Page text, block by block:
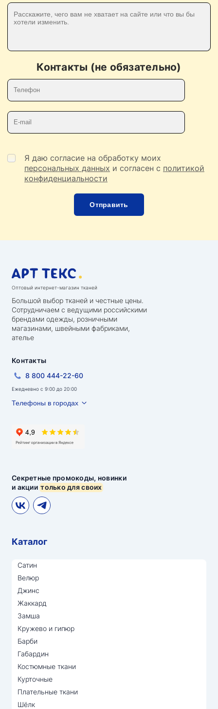
Контакты (не обязательно)
Я даю согласие на обработку моих
персональных данных и согласен с политикой
конфиденциальности
Оптовый интернет-магазин тканей
Большой выбор тканей и честные цены.
Сотрудничаем с ведущими российскими
брендами одежды, розничными
магазинами, швейными фабриками,
ателье
Секретные промокоды, новинки
и акциитолько для своих
Контакты
8 800 444-22-60
Ежедневно с 9:00 до 20:00
Телефоны в городах
Каталог
Сатин
Велюр
Джинс
Жаккард
Замша
Кружево и гипюр
Барби
Габардин
Костюмные ткани
Курточные
Плательные ткани
Шёлк